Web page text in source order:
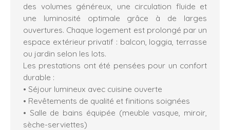
des volumes généreux, une circulation fluide et
une luminosité optimale grâce à de larges
ouvertures. Chaque logement est prolongé par un
espace extérieur privatif : balcon, loggia, terrasse
ou jardin selon les lots.
Les prestations ont été pensées pour un confort
durable :
• Séjour lumineux avec cuisine ouverte
• Revêtements de qualité et finitions soignées
• Salle de bains équipée (meuble vasque, miroir,
sèche-serviettes)